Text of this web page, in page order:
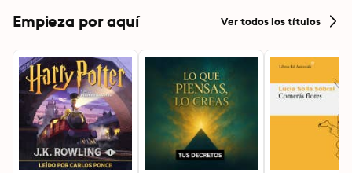
Empieza por aquí Ver todos los títulos